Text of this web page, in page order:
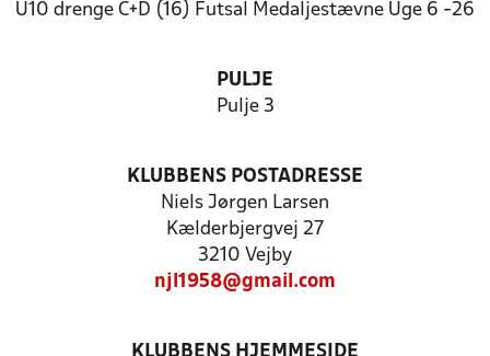
U10 drenge C+D (16) Futsal Medaljestævne Uge 6 -26
PULJE
Pulje 3
KLUBBENS POSTADRESSE
Niels Jørgen Larsen
Kælderbjergvej 27
3210 Vejby
njl1958@gmail.com
KLUBBENS HJEMMESIDE